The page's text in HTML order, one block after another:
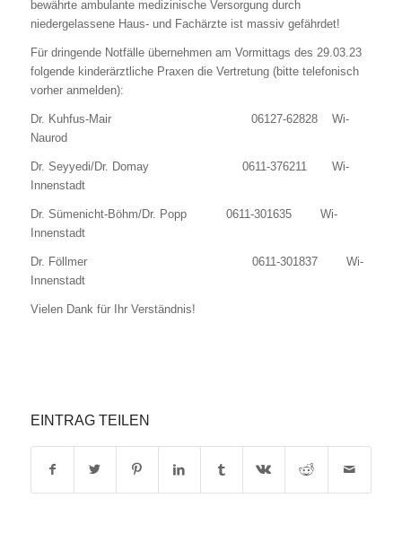
bewährte ambulante medizinische Versorgung durch
niedergelassene Haus- und Fachärzte ist massiv gefährdet!
Für dringende Notfälle übernehmen am Vormittags des 29.03.23
folgende kinderärztliche Praxen die Vertretung (bitte telefonisch
vorher anmelden):
Dr. Kuhfus-Mair 06127-62828 Wi-
Naurod
Dr. Seyyedi/Dr. Domay 0611-376211 Wi-
Innenstadt
Dr. Sümenicht-Böhm/Dr. Popp 0611-301635 Wi-
Innenstadt
Dr. Föllmer 0611-301837 Wi-
Innenstadt
Vielen Dank für Ihr Verständnis!
EINTRAG TEILEN